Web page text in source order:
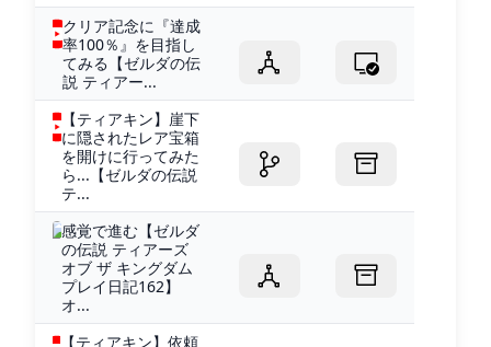
クリア記念に『達成
率100％』を目指し
てみる【ゼルダの伝
説 ティアー...
【ティアキン】崖下
に隠されたレア宝箱
を開けに行ってみた
ら...【ゼルダの伝説
テ...
感覚で進む【ゼルダ
の伝説 ティアーズ
オブ ザ キングダム
プレイ日記162】
オ...
【ティアキン】依頼